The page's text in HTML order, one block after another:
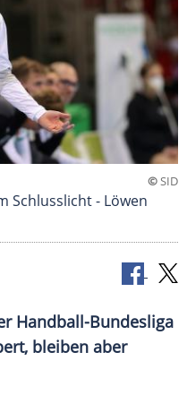
©SID
Schlusslicht - Löwen
Handball-Bundesliga
bleiben aber